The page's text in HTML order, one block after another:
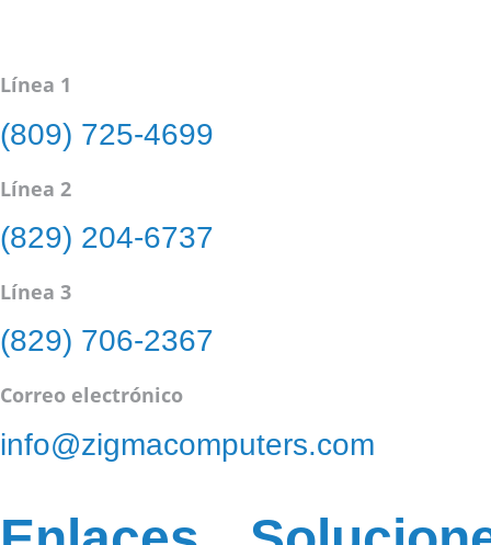
Línea 1
(809) 725-4699
Línea 2
(829) 204-6737
Línea 3
(829) 706-2367
Correo electrónico
info@zigmacomputers.com